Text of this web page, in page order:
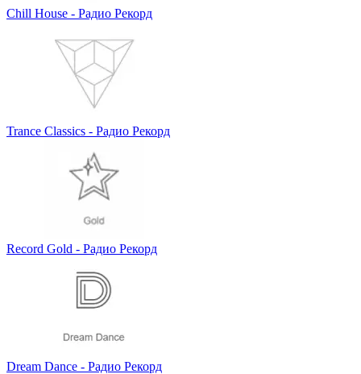
Chill House - Радио Рекорд
Trance Classics - Радио Рекорд
Record Gold - Радио Рекорд
Dream Dance - Радио Рекорд